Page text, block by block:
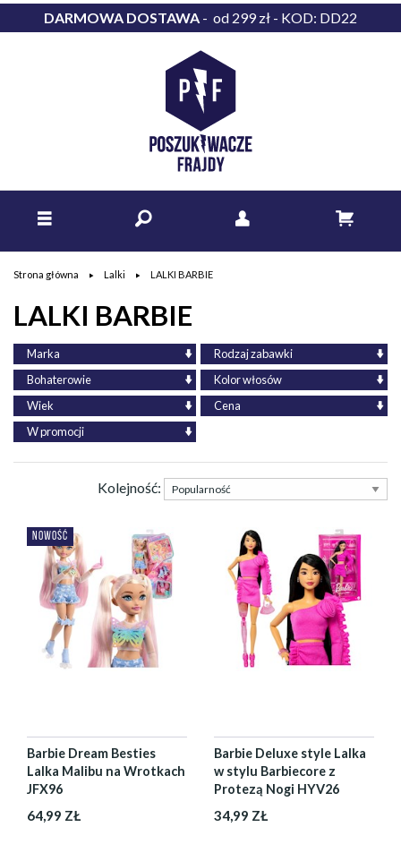
DARMOWA DOSTAWA - od 299 zł - KOD: DD22
Strona główna Lalki LALKI BARBIE
LALKI BARBIE
Marka
Rodzaj zabawki
Bohaterowie
Kolor włosów
Wiek
Cena
W promocji
Kolejność:
NOWOŚĆ
Barbie Dream Besties
Lalka Malibu na Wrotkach
JFX96
64,99 ZŁ
Barbie Deluxe style Lalka
w stylu Barbiecore z
Protezą Nogi HYV26
34,99 ZŁ